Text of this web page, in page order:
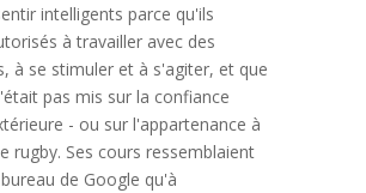
intelligents parce qu'ils
à travailler avec des
à se stimuler et à s'agiter, et que
pas mis sur la confiance
- ou sur l'appartenance à
rugby. Ses cours ressemblaient
de Google qu'à